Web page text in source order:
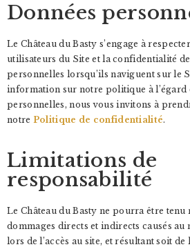
Données
Le Château du Basty s’engage à
utilisateurs du Site et la confidentialité
personnelles lorsqu’ils naviguent sur le
information sur notre politique à l’égard
personnelles, nous vous invitons à
notre Politique de confidentialité.
Limitations de
responsabilité
Le Château du Basty ne pourra être tenu
dommages directs et indirects causés au
lors de l’accès au site, et résultant soit